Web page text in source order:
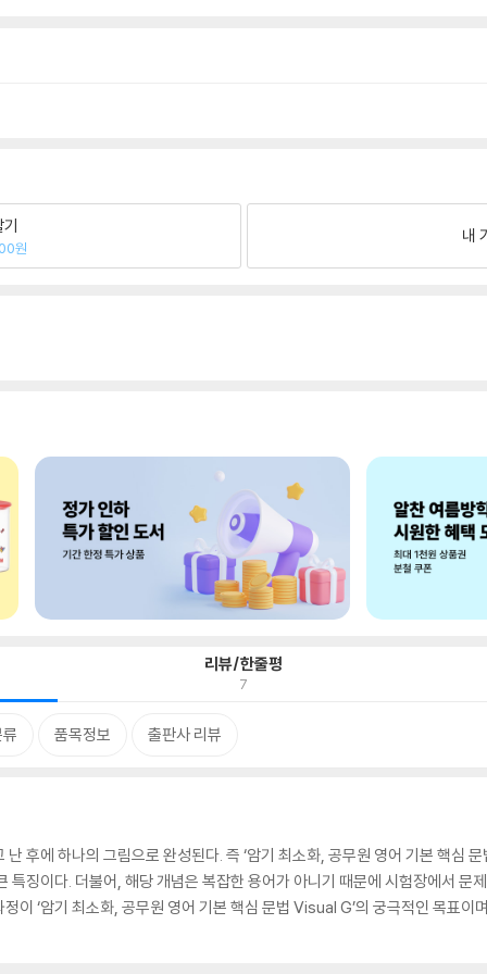
원
내
리뷰/한줄평
7
품목정보 출판사 리뷰
후에 하나의 그림으로 완성된다. 즉 ‘암기 최소화, 공무원 영어 기본 핵심
특징이다. 더불어, 해당 개념은 복잡한 용어가 아니기 때문에 시험장에서 문
이 ‘암기 최소화, 공무원 영어 기본 핵심 문법 Visual G’의 궁극적인 목표이